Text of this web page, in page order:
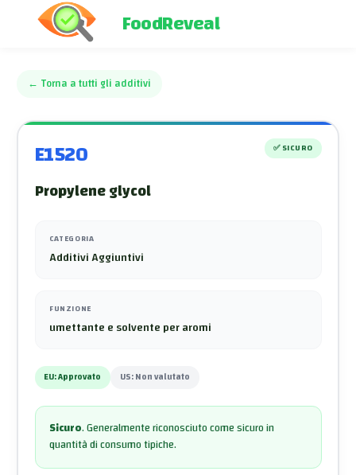
FoodReveal
← Torna a tutti gli additivi
E1520 ✅SICURO
Propylene glycol
CATEGORIA
Additivi Aggiuntivi
FUNZIONE
umettante e solvente per aromi
EU:Approvato US:Non valutato
Sicuro.Generalmente riconosciuto come sicuro in
quantità di consumo tipiche.